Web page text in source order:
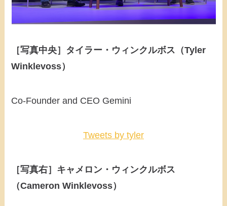
［写真中央］タイラー・ウィンクルボス（Tyler
Winklevoss）
Co-Founder and CEO Gemini
Tweets by tyler
［写真右］キャメロン・ウィンクルボス
（Cameron Winklevoss）